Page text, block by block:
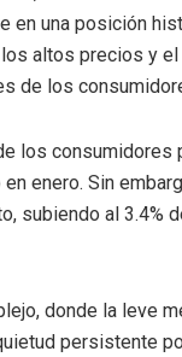
en una posición
altos precios y
de los
los consumidores
enero. Sin
subiendo al 3.4%
donde la leve
persistente